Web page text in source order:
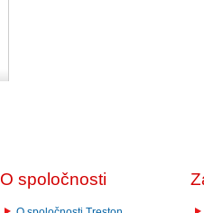
O spoločnosti